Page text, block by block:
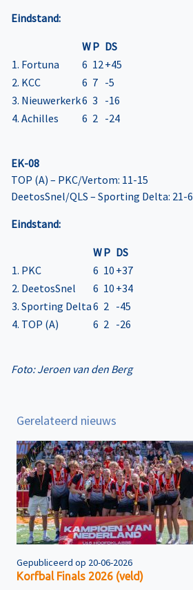
Eindstand:
WP DS
1. Fortuna
6 12+45
2. KCC
6 7 -5
3. Nieuwerkerk6 3 -16
4. Achilles
6 2 -24
EK-08
TOP (A) – PKC/Vertom: 11-15
DeetosSnel/QLS – Sporting Delta: 21-6
Eindstand:
WP DS
1. PKC
6 10 +37
2. DeetosSnel
6 10 +34
3. Sporting Delta6 2 -45
4. TOP (A)
6 2 -26
Foto: Jeroen van den Berg
Gerelateerd nieuws
Gepubliceerd op 20-06-2026
Korfbal Finals 2026 (veld)